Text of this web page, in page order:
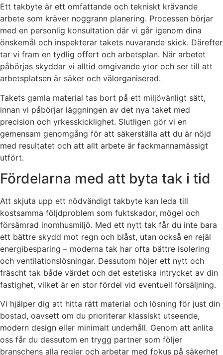
Ett takbyte är ett omfattande och tekniskt krävande
arbete som kräver noggrann planering. Processen börjar
med en personlig konsultation där vi går igenom dina
önskemål och inspekterar takets nuvarande skick. Därefter
tar vi fram en tydlig offert och arbetsplan. När arbetet
påbörjas skyddar vi alltid omgivande ytor och ser till att
arbetsplatsen är säker och välorganiserad.
Takets gamla material tas bort på ett miljövänligt sätt,
innan vi påbörjar läggningen av det nya taket med
precision och yrkesskicklighet. Slutligen gör vi en
gemensam genomgång för att säkerställa att du är nöjd
med resultatet och att allt arbete är fackmannamässigt
utfört.
Fördelarna med att byta tak i tid
Att skjuta upp ett nödvändigt takbyte kan leda till
kostsamma följdproblem som fuktskador, mögel och
försämrad inomhusmiljö. Med ett nytt tak får du inte bara
ett bättre skydd mot regn och blåst, utan också en rejäl
energibesparing – moderna tak har ofta bättre isolering
och ventilationslösningar. Dessutom höjer ett nytt och
fräscht tak både värdet och det estetiska intrycket av din
fastighet, vilket är en stor fördel vid eventuell försäljning.
Vi hjälper dig att hitta rätt material och lösning för just din
bostad, oavsett om du prioriterar klassiskt utseende,
modern design eller minimalt underhåll. Genom att anlita
oss får du dessutom en trygg partner som följer
branschens alla regler och arbetar med fokus på säkerhet